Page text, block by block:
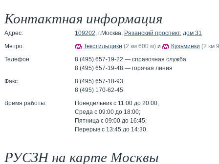
Контактная информация
Адрес: 109202, г.Москва, Рязанский проспект, дом 31
Метро:
Текстильщики (2 км 600 м) и Кузьминки (2 км
Телефон:
8 (495) 657-19-22 — справочная служба
8 (495) 657-19-48 — горячая линия
Факс:
8 (495) 657-18-93
8 (495) 170-62-45
Время работы:
Понедельник c 11:00 до 20:00;
Среда с 09:00 до 18:00;
Пятница с 09:00 до 16:45;
Перерыв с 13:45 до 14:30.
РУСЗН на карте Москвы